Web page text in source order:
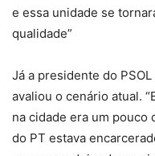
e essa unidade se
qualidade”
Já a presidente do
avaliou o cenário atual.
na cidade era um
do PT estava